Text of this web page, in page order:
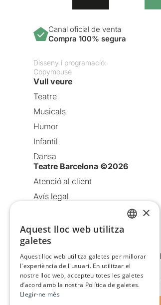
Canal oficial de venta
Compra 100% segura
Disseny i programació:
Copymouse
Vull veure
Teatre
Musicals
Humor
Infantil
Dansa
Teatre Barcelona ©2026
Atenció al client
Avís legal
Política de cookies
Condicions d’ús
Comunicacions comercials i
Anuncia’t
Vull rebre la newsletter de
×
Aquest lloc web utilitza
galetes
Aquest lloc web utilitza galetes per millorar
l'experiència de l'usuari. En utilitzar el
nostre lloc web, accepteu totes les galetes
d’acord amb la nostra Política de galetes.
Llegir-ne més